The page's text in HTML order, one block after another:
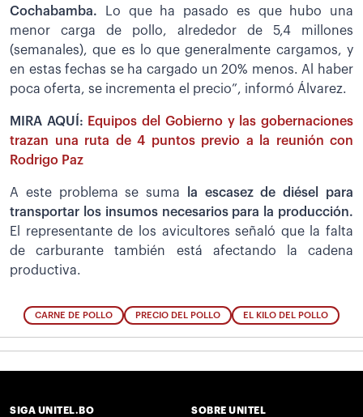
Cochabamba. Lo que ha pasado es que hubo una
menor carga de pollo, alrededor de 5,4 millones
(semanales), que es lo que generalmente cargamos, y
en estas fechas se ha cargado un 20% menos. Al haber
poca oferta, se incrementa el precio”, informó Álvarez.
MIRA AQUÍ: Equipos del Gobierno y las gobernaciones
trazan una ruta de 4 puntos previo a la reunión con
Rodrigo Paz
A este problema se suma
la escasez de diésel para
transportar los insumos necesarios para la producción.
El representante de los avicultores señaló que la falta
de carburante también está afectando la cadena
productiva.
CARNE DE POLLO PRECIO DEL POLLO EL KILO DEL POLLO
SIGA UNITEL.BO SOBRE UNITEL